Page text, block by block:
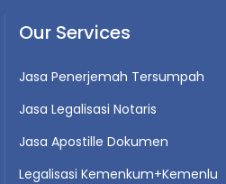
Our Services
Jasa Penerjemah Tersumpah
Jasa Legalisasi Notaris
Jasa Apostille Dokumen
Legalisasi Kemenkum+Kemenlu